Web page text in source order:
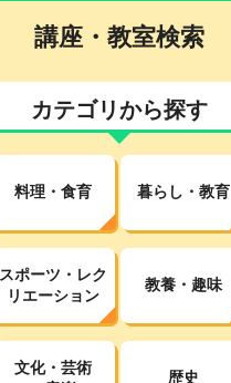
講座・教室検索
カテゴリから探す
料理・食育 暮らし・教育
スポーツ・レク
リエーション
教養・趣味
文化・芸術
歴史